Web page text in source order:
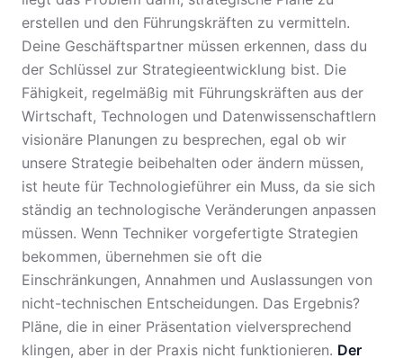
erstellen und den Führungskräften zu vermitteln.
Deine Geschäftspartner müssen erkennen, dass du
der Schlüssel zur Strategieentwicklung bist. Die
Fähigkeit, regelmäßig mit Führungskräften aus der
Wirtschaft, Technologen und Datenwissenschaftlern
visionäre Planungen zu besprechen, egal ob wir
unsere Strategie beibehalten oder ändern müssen,
ist heute für Technologieführer ein Muss, da sie sich
ständig an technologische Veränderungen anpassen
müssen. Wenn Techniker vorgefertigte Strategien
bekommen, übernehmen sie oft die
Einschränkungen, Annahmen und Auslassungen von
nicht-technischen Entscheidungen. Das Ergebnis?
Pläne, die in einer Präsentation vielversprechend
klingen, aber in der Praxis nicht funktionieren. Der